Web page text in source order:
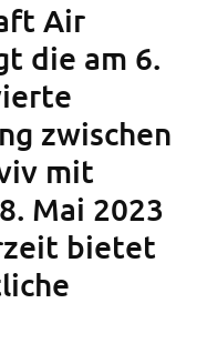
Air
die am 6.
zwischen
mit
Mai 2023
bietet